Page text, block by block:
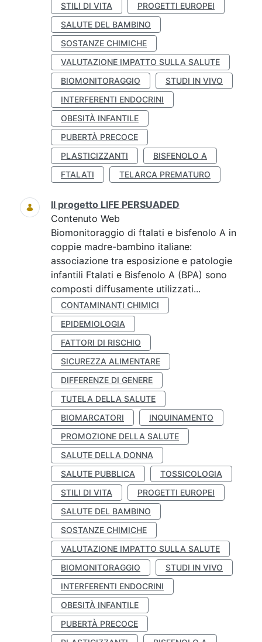
STILI DI VITA
PROGETTI EUROPEI
SALUTE DEL BAMBINO
SOSTANZE CHIMICHE
VALUTAZIONE IMPATTO SULLA SALUTE
BIOMONITORAGGIO
STUDI IN VIVO
INTERFERENTI ENDOCRINI
OBESITÀ INFANTILE
PUBERTÀ PRECOCE
PLASTICIZZANTI
BISFENOLO A
FTALATI
TELARCA PREMATURO
Il progetto LIFE PERSUADED
Contenuto Web
Biomonitoraggio di ftalati e bisfenolo A in
coppie madre-bambino italiane:
associazione tra esposizione e patologie
infantili Ftalati e Bisfenolo A (BPA) sono
composti diffusamente utilizzati...
CONTAMINANTI CHIMICI
EPIDEMIOLOGIA
FATTORI DI RISCHIO
SICUREZZA ALIMENTARE
DIFFERENZE DI GENERE
TUTELA DELLA SALUTE
BIOMARCATORI
INQUINAMENTO
PROMOZIONE DELLA SALUTE
SALUTE DELLA DONNA
SALUTE PUBBLICA
TOSSICOLOGIA
STILI DI VITA
PROGETTI EUROPEI
SALUTE DEL BAMBINO
SOSTANZE CHIMICHE
VALUTAZIONE IMPATTO SULLA SALUTE
BIOMONITORAGGIO
STUDI IN VIVO
INTERFERENTI ENDOCRINI
OBESITÀ INFANTILE
PUBERTÀ PRECOCE